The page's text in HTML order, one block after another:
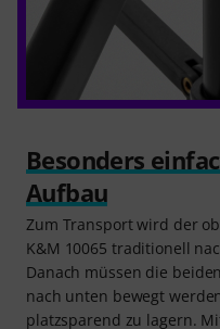
Besonders
Aufbau
Zum Transport wird der
K&M 10065 traditionell
Danach müssen die
nach unten bewegt
platzsparend zu lagern.